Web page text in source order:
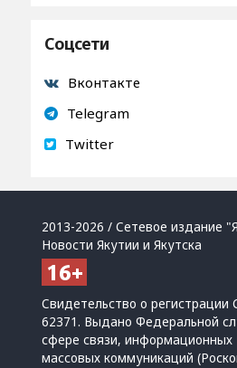
Соцсети
Вконтакте
Telegram
Twitter
2013-2026 / Сетевое издание
Новости Якутии и Якутска
Свидетельство о
62371. Выдано Федеральной
сфере связи, информационных
массовых коммуникаций